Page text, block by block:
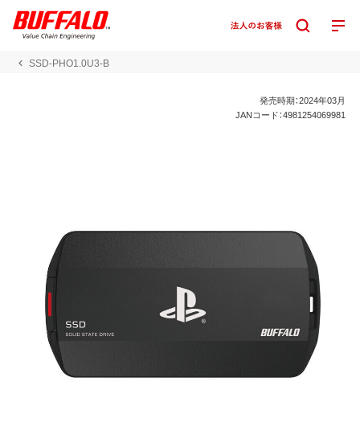
SSD-PHO1.0U3-B
発売時期：2024年03月
JANコード：4981254069981